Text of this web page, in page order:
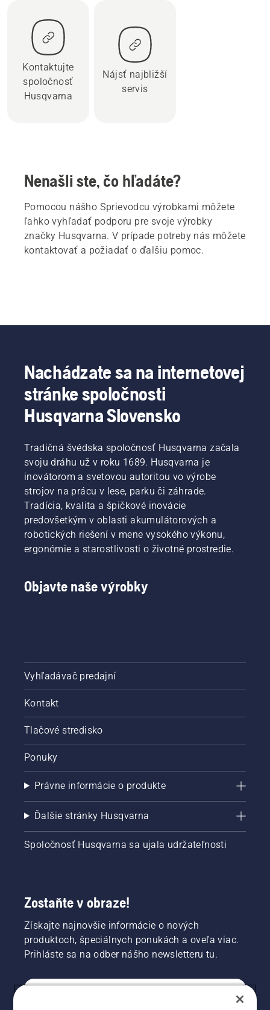
Kontaktujte
spoločnosť
Husqvarna
Nájsť najbližší
servis
Nenašli ste, čo hľadáte?
Pomocou nášho Sprievodcu výrobkami môžete
ľahko vyhľadať podporu pre svoje výrobky
značky Husqvarna. V prípade potreby nás môžete
kontaktovať a požiadať o ďalšiu pomoc.
Nachádzate sa na internetovej
stránke spoločnosti
Husqvarna Slovensko
Tradičná švédska spoločnosť Husqvarna začala
svoju dráhu už v roku 1689. Husqvarna je
inovátorom a svetovou autoritou vo výrobe
strojov na prácu v lese, parku či záhrade.
Tradícia, kvalita a špičkové inovácie
predovšetkým v oblasti akumulátorových a
robotických riešení v mene vysokého výkonu,
ergonómie a starostlivosti o životné prostredie.
Objavte naše výrobky
Vyhľadávač predajní
Kontakt
Tlačové stredisko
Ponuky
Právne informácie o produkte
Ďalšie stránky Husqvarna
Spoločnosť Husqvarna sa ujala udržateľnosti
Zostaňte v obraze!
Získajte najnovšie informácie o nových
produktoch, špeciálnych ponukách a oveľa viac.
Prihláste sa na odber nášho newsletteru tu.